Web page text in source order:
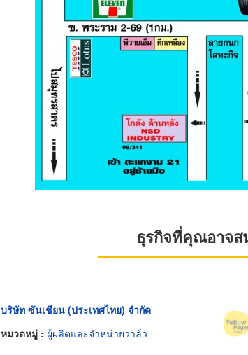
ธุรกิจที่คุณอาจส
บริษัท ซันเชียน (ประเทศไทย) จำกัด
หมวดหมู่ : ผู้ผลิตและจำหน่ายวาล์ว